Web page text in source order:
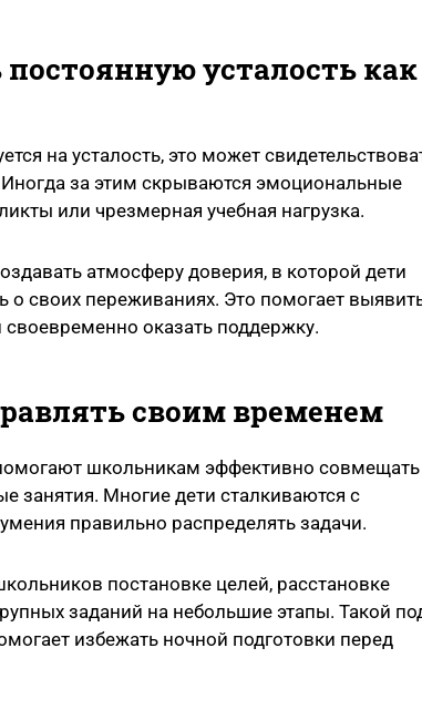
усталость как
на усталость, это может
за этим скрываются эмоциональные
или чрезмерная учебная нагрузка.
атмосферу доверия, в которой дети
о своих переживаниях. Это помогает
оказать поддержку.
своим временем
школьникам эффективно совмещать
занятия. Многие дети сталкиваются с
правильно распределять задачи.
постановке целей, расстановке
заданий на небольшие этапы. Такой
избежать ночной подготовки перед